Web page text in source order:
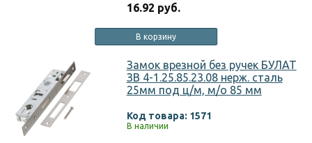
16.92 руб.
В корзину
Замок врезной без ручек БУЛАТ
ЗВ 4-1.25.85.23.08 нерж. сталь
25мм под ц/м, м/о 85 мм
Код товара: 1571
В наличии